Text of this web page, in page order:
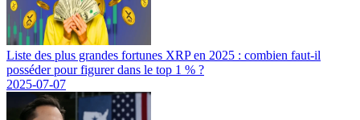
Liste des plus grandes fortunes XRP en 2025 : combien faut-il
posséder pour figurer dans le top 1 % ?
2025-07-07